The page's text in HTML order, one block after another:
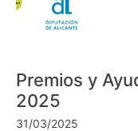
Premios y
2025
31/03/2025